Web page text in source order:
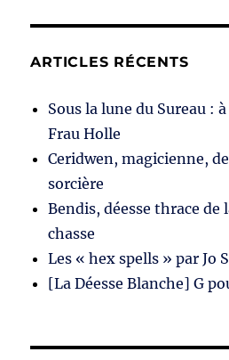
ARTICLES RÉCENTS
Sous la lune du Sureau :
Frau Holle
Ceridwen, magicienne,
sorcière
Bendis, déesse thrace de
chasse
Les « hex spells » par Jo
[La Déesse Blanche] G